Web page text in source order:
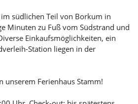
südlichen Teil von Borkum in
Minuten zu Fuß vom Südstrand und
Einkaufsmöglichkeiten, ein
Station liegen in der
unserem Ferienhaus Stamm!